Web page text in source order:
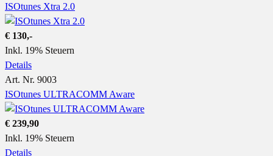
ISOtunes Xtra 2.0
€ 130,-
Inkl. 19% Steuern
Details
Art. Nr. 9003
ISOtunes ULTRACOMM Aware
€ 239,90
Inkl. 19% Steuern
Details